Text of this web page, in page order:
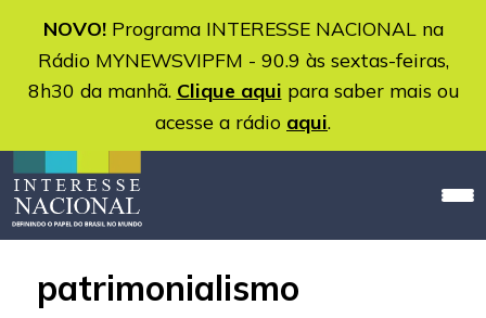
NOVO!Programa INTERESSE NACIONAL na
Rádio MYNEWSVIPFM - 90.9 às sextas-feiras,
8h30 da manhã. Clique aqui para saber mais ou
acesse a rádio aqui.
patrimonialismo